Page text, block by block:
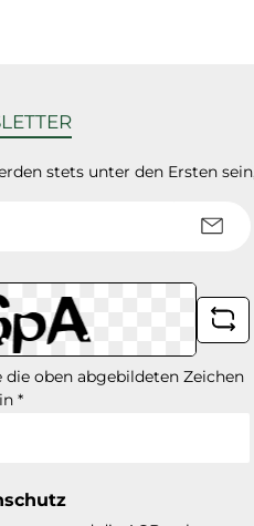
stets unter den Ersten
oben abgebildeten Zeichen
*